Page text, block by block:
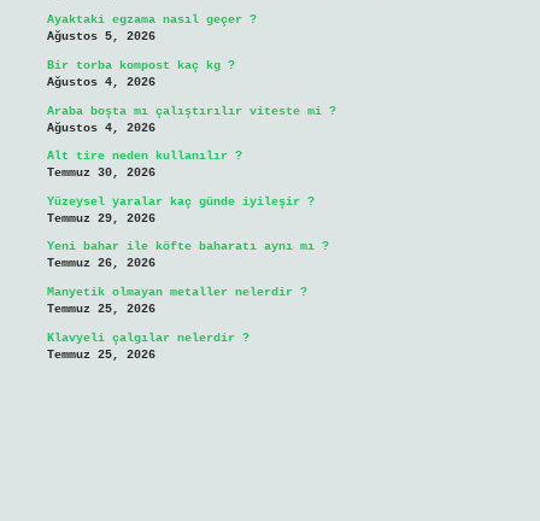
Ayaktaki egzama nasıl geçer ?
Ağustos 5, 2026
Bir torba kompost kaç kg ?
Ağustos 4, 2026
Araba boşta mı çalıştırılır viteste mi ?
Ağustos 4, 2026
Alt tire neden kullanılır ?
Temmuz 30, 2026
Yüzeysel yaralar kaç günde iyileşir ?
Temmuz 29, 2026
Yeni bahar ile köfte baharatı aynı mı ?
Temmuz 26, 2026
Manyetik olmayan metaller nelerdir ?
Temmuz 25, 2026
Klavyeli çalgılar nelerdir ?
Temmuz 25, 2026